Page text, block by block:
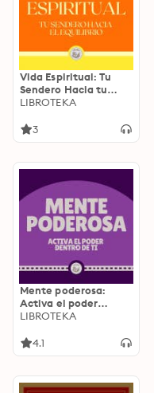
Vida Espiritual: Tu
Sendero Hacia tu
Equilibrio
LIBROTEKA
3
Mente poderosa:
Activa el poder
dentro de ti
LIBROTEKA
4.1